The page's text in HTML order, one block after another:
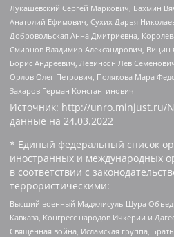
Лукашевский Сергей Маркович, Бахмин
Анатолий Ефимович, Сухих Дарья
Добровольская Анна Дмитриевна,
Смирнов Владимир Александрович, Вицин
Борис Андреевич, Левинсон Лев
Орлов Олег Петрович, Полякова Мара
Захаров Герман Константинович
Источник: http://unro.minjust.ru/
данные на 24.03.2022
* Единый федеральный список
иностранных и международных
в соответствии с
террористическими:
Высший военный Маджлисуль Шура
Кавказа, Конгресс народов Ичкерии и
Священная война, Исламская группа,